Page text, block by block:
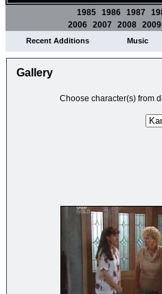
1985 1986 1987
2006 2007 2008 2009
Recent Additions Music
Gallery
Choose character(s) from